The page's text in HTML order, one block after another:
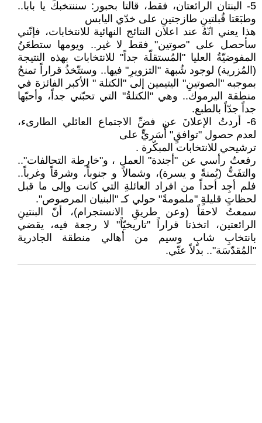
5- البنتان الرائعتان، فقط، قالتا بحبور: سننتخبكَ يا بابا..
وطبَعَتا قُبلتينِ طازجتينِ على خدّي اليابس
هذا يعني انّهُ عند اعلان النتائج النهائية للانتخابات، فإنّني
سأحصل على "صوتين" فقط لا غير.. ويومها ستطعَنُ
المفوضيّةُ العليا "المُستقلّة جداً" للانتخابات بهذه النتيجة
(المُزرية) لوجود شُبهة "التزويرِ" فيها.. وستتّخذُ قراراً تمنحُ
بموجبه "الصوتينِ" اليتيمين إلى "الكتلة " الأكبر الفائزة في
منطقة اليرموك.. وهي "الكتلةُ" التي تحبّني جداً، وأحبّها
جداً جدّاً بالطبع.
6- أردتُ الإعلانَ عن فضِّ الاجتماع العائلي الطارىء،
لعدم حصول "توافقٍ" أُسَريٍّ على
ترشيحي للانتخابات المبكّرة .
رفعتُ رأسي عن "أجندة" العمل ، و"خارطة التحالفات"..
والتفَتُّ (يُمنةً و يسرة)، وشمالاً و جنوباً، وشرقاً وغرباً..
فلم أجِد أحداً من افراد العائلةِ التي كانت وإلى ما قبل
لحظاتٍ قليلةٍ "ملمومةً" حولي كـ "البنيان المرصوص".
سمعتُ لاحقاً (وعن طريقِ الانستجرام)، أنّ البنتينِ
الرائعتين، اتخذتا قراراً "تاريخيّاً" لا رجعة فيه، يقضي
بانتخابِ شابٍ وسيم من أهالي منطقة الجادرية
"المُقدّسَة".. بدلاً عنّي.